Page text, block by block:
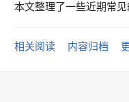
本文整理了一些近期常
相关阅读 内容归档